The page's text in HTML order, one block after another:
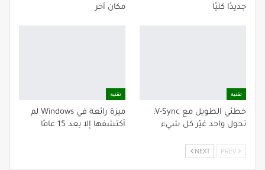
جديدًا كليًا
مكان آخر
تقنية
خطئي الطويل مع V-Sync:
تحول واحد غيّر كل شيء
تقنية
ميزة رائعة في Windows لم
أكتشفها إلا بعد 15 عامًا
NEXT